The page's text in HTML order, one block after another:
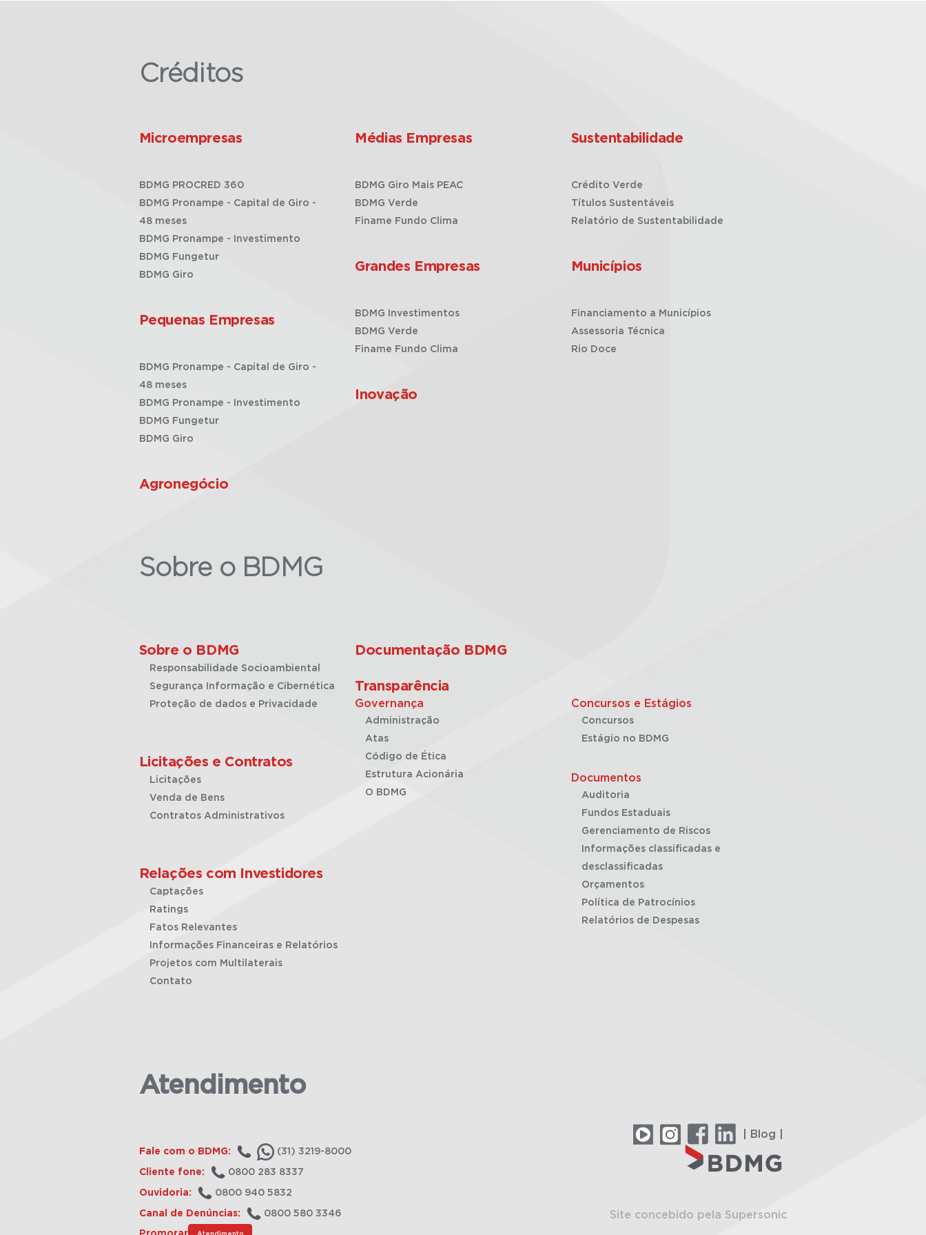
Créditos
Microempresas
BDMG PROCRED 360
BDMG Pronampe - Capital de Giro -
48 meses
BDMG Pronampe - Investimento
BDMG Fungetur
BDMG Giro
Pequenas Empresas
BDMG Pronampe - Capital de Giro -
48 meses
BDMG Pronampe - Investimento
BDMG Fungetur
BDMG Giro
Agronegócio
Médias Empresas
BDMG Giro Mais PEAC
BDMG Verde
Finame Fundo Clima
Grandes Empresas
BDMG Investimentos
BDMG Verde
Finame Fundo Clima
Inovação
Sustentabilidade
Crédito Verde
Títulos Sustentáveis
Relatório de Sustentabilidade
Municípios
Financiamento a Municípios
Assessoria Técnica
Rio Doce
Sobre o BDMG
Sobre o BDMG
Responsabilidade Socioambiental
Segurança Informação e Cibernética
Proteção de dados e Privacidade
Licitações e Contratos
Licitações
Venda de Bens
Contratos Administrativos
Relações com Investidores
Captações
Ratings
Fatos Relevantes
Informações Financeiras e Relatórios
Projetos com Multilaterais
Contato
Documentação BDMG
Transparência
Governança
Administração
Atas
Código de Ética
Estrutura Acionária
O BDMG
Concursos e Estágios
Concursos
Estágio no BDMG
Documentos
Auditoria
Fundos Estaduais
Gerenciamento de Riscos
Informações classificadas e
desclassificadas
Orçamentos
Política de Patrocínios
Relatórios de Despesas
Atendimento
Fale com o BDMG: (31) 3219-8000
Cliente fone: 0800 283 8337
Ouvidoria: 0800 940 5832
Canal de Denúncias: 0800 580 3346
Atendimento
| Blog |
Site concebido pela Supersonic